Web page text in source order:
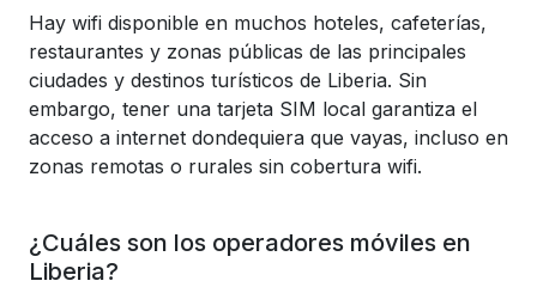
Hay wifi disponible en muchos hoteles, cafeterías,
restaurantes y zonas públicas de las principales
ciudades y destinos turísticos de Liberia. Sin
embargo, tener una tarjeta SIM local garantiza el
acceso a internet dondequiera que vayas, incluso en
zonas remotas o rurales sin cobertura wifi.
¿Cuáles son los operadores móviles en
Liberia?